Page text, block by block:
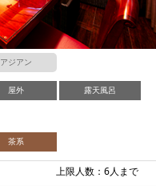
アジアン
屋外 露天風呂
茶系
上限人数：6人まで